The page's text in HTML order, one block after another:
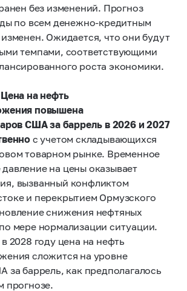
без изменений. Прогноз
по всем денежно-кредитным
изменен. Ожидается, что они будут
темпами, соответствующими
роста экономики.
Цена на нефть
повышена
США за баррель в 2026 и 2027
с учетом складывающихся
товарном рынке. Временное
на цены оказывает
вызванный конфликтом
и перекрытием Ормузского
снижения нефтяных
мере нормализации ситуации.
2028 году цена на нефть
сложится на уровне
за баррель, как предполагалось
прогнозе.